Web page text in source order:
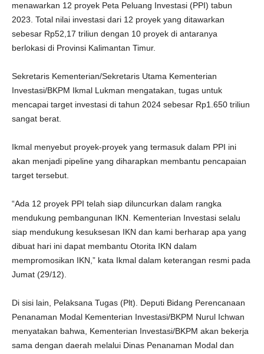
menawarkan 12 proyek Peta Peluang Investasi (PPI) tabun
2023. Total nilai investasi dari 12 proyek yang ditawarkan
sebesar Rp52,17 triliun dengan 10 proyek di antaranya
berlokasi di Provinsi Kalimantan Timur.
Sekretaris Kementerian/Sekretaris Utama Kementerian
Investasi/BKPM Ikmal Lukman mengatakan, tugas untuk
mencapai target investasi di tahun 2024 sebesar Rp1.650 triliun
sangat berat.
Ikmal menyebut proyek-proyek yang termasuk dalam PPI ini
akan menjadi pipeline yang diharapkan membantu pencapaian
target tersebut.
“Ada 12 proyek PPI telah siap diluncurkan dalam rangka
mendukung pembangunan IKN. Kementerian Investasi selalu
siap mendukung kesuksesan IKN dan kami berharap apa yang
dibuat hari ini dapat membantu Otorita IKN dalam
mempromosikan IKN,” kata Ikmal dalam keterangan resmi pada
Jumat (29/12).
Di sisi lain, Pelaksana Tugas (Plt). Deputi Bidang Perencanaan
Penanaman Modal Kementerian Investasi/BKPM Nurul Ichwan
menyatakan bahwa, Kementerian Investasi/BKPM akan bekerja
sama dengan daerah melalui Dinas Penanaman Modal dan